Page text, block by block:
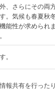
、さらにその両
。気候も春夏秋
能性が求められ
。
報共有を行った